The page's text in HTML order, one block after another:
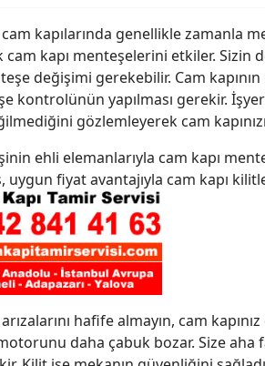
kapılarında genellikle zamanla
cam kapı menteşelerini etkiler. Sizin
değişimi gerekebilir. Cam
kontrolünün yapılması gerekir.
gözlemleyerek cam
ehli elemanlarıyla cam kapı
uygun fiyat avantajıyla cam kapı
hafife almayın, cam
daha çabuk bozar. Size